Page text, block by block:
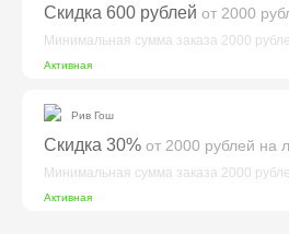
Скидка 600 рублей от 2000
Минимальная сумма заказа 2000
первый и все повторные заказы....
Активная
Рив Гош
Скидка 30% от 2000 рублей на
Минимальная сумма заказа 2000
первый и все повторные заказы....
Активная